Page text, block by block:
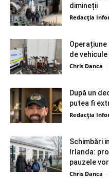
dimineții
Redacția
Operațiune
de
Chris Danca -
După un
putea fi
Redacția
Schimbări
Irlanda:
pauzele
Chris Danca -